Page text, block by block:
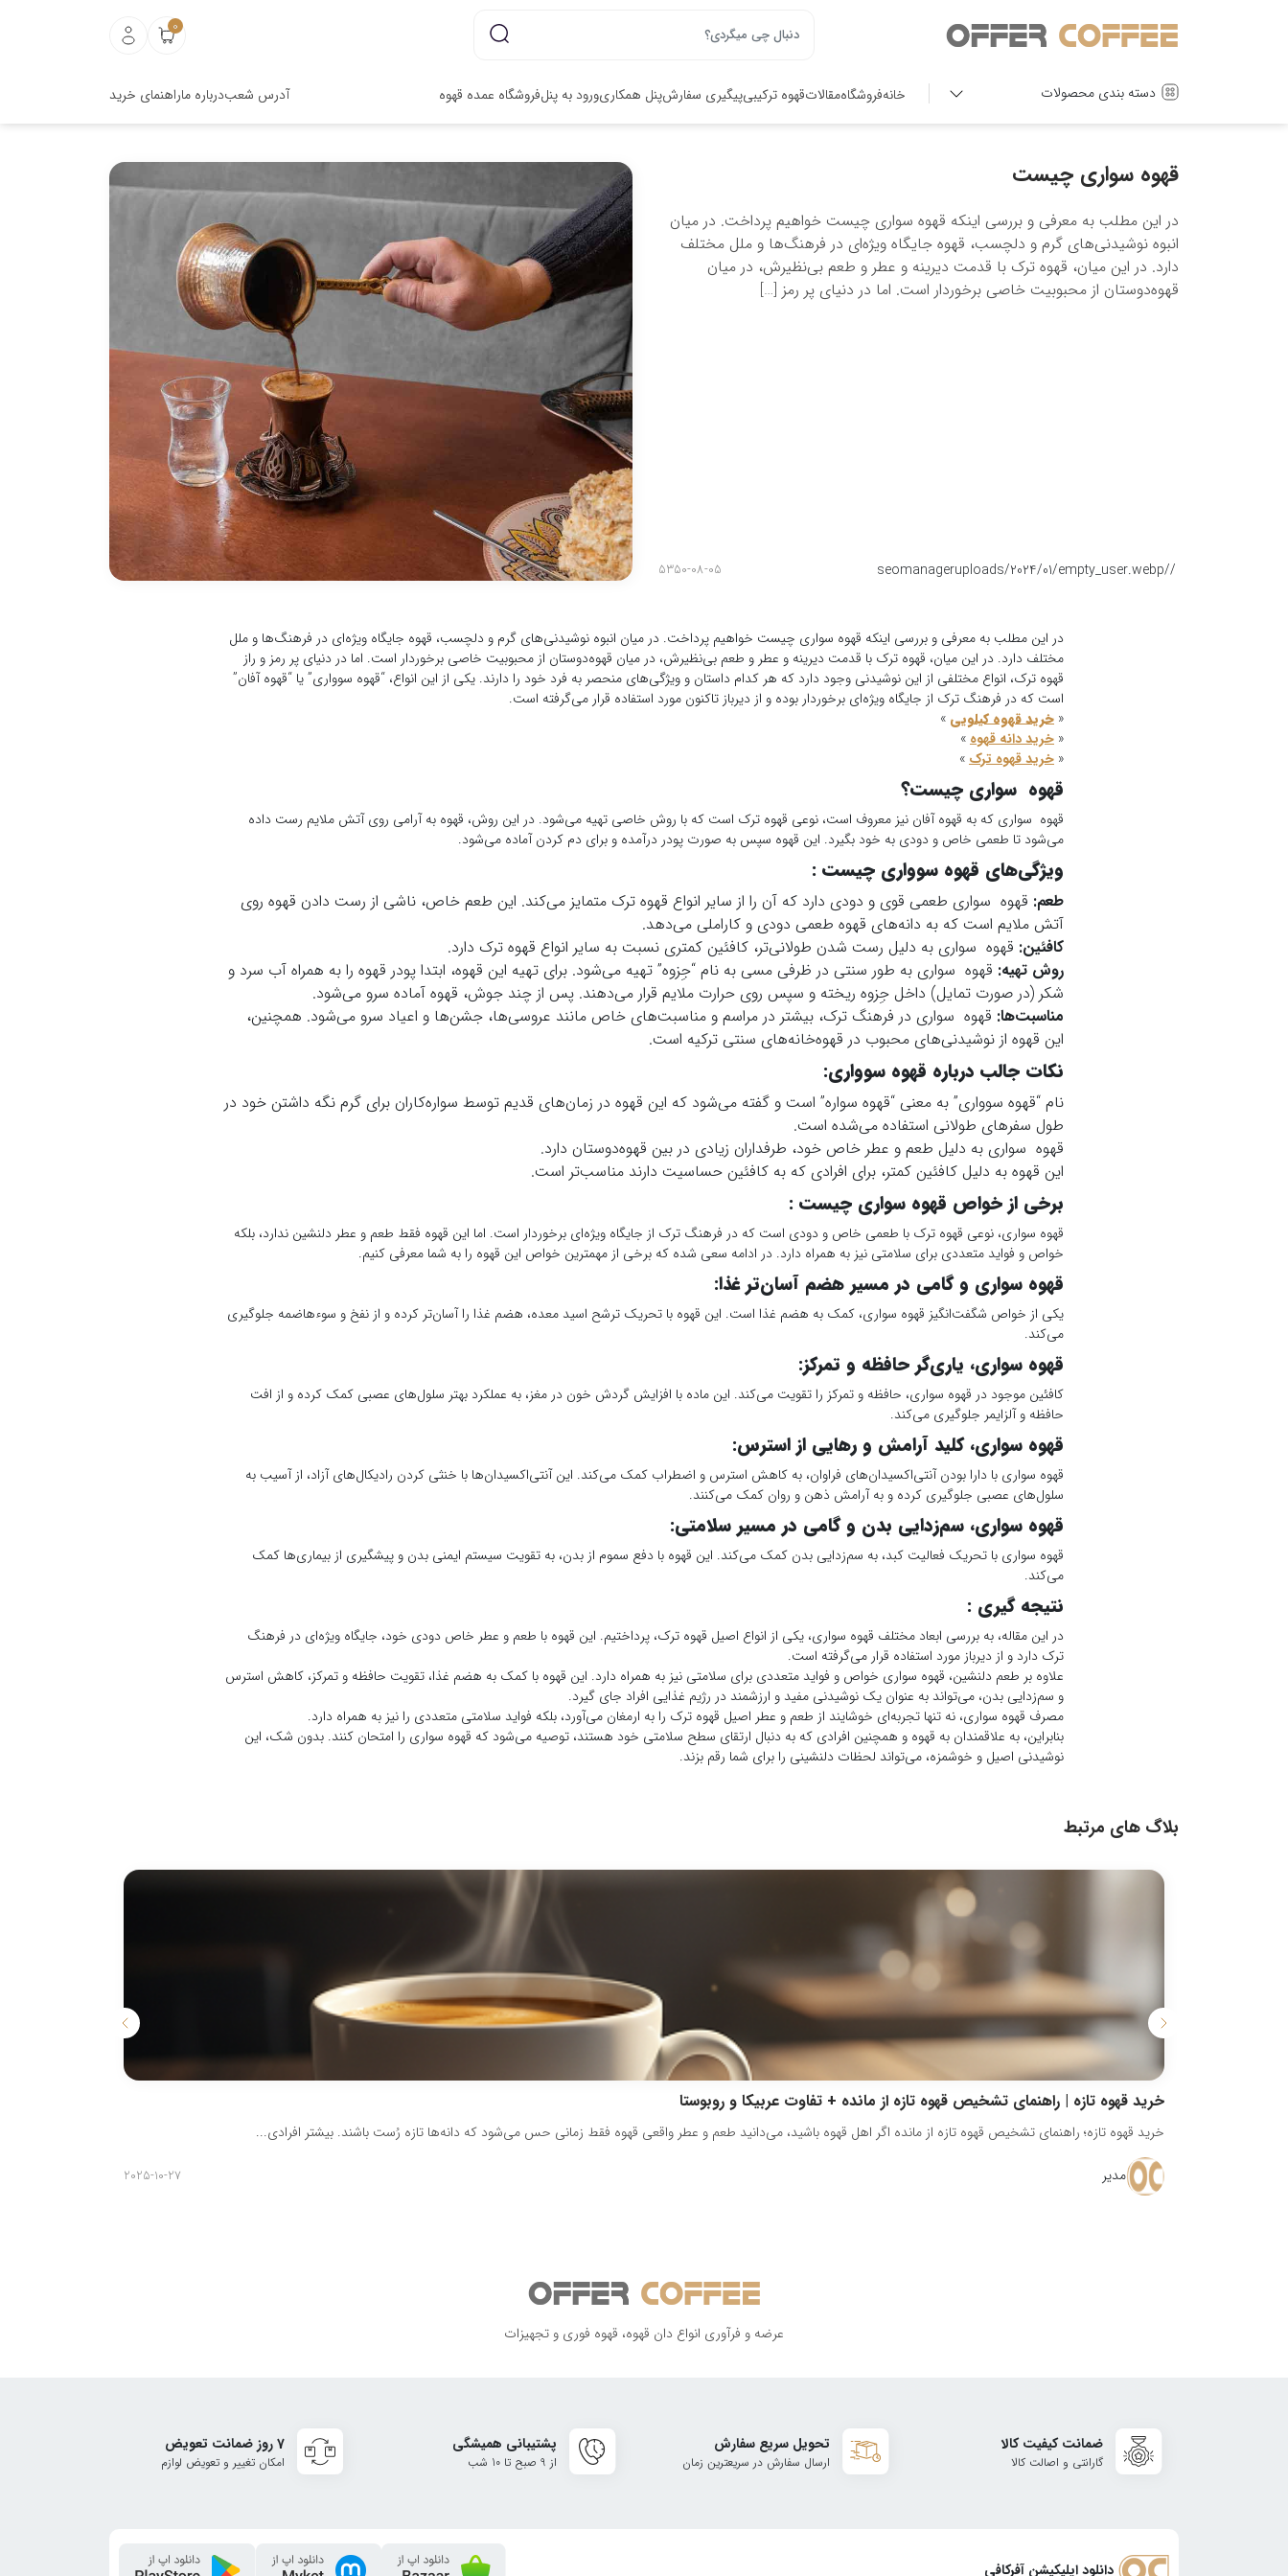
0
دسته بندی محصولات خانهفروشگاهمقالاتقهوه ترکیبیپیگیری سفارشپنل همکاریورود به پنلفروشگاه عمده قهوه آدرس شعبدرباره ماراهنمای خرید
قهوه سواری چیست
در این مطلب به معرفی و بررسی اینکه قهوه سواری چیست خواهیم پرداخت. در میان
انبوه نوشیدنی‌های گرم و دلچسب، قهوه جایگاه ویژه‌ای در فرهنگ‌ها و ملل مختلف
دارد. در این میان، قهوه ترک با قدمت دیرینه و عطر و طعم بی‌نظیرش، در میان
قهوه‌دوستان از محبوبیت خاصی برخوردار است. اما در دنیای پر رمز […]
/
/uploads/2024/01/empty_user.webp
seomanager
5350-08-05
در این مطلب به معرفی و بررسی اینکه قهوه سواری چیست خواهیم پرداخت. در میان انبوه نوشیدنی‌های گرم و دلچسب، قهوه جایگاه ویژه‌ای در فرهنگ‌ها و ملل
مختلف دارد. در این میان، قهوه ترک با قدمت دیرینه و عطر و طعم بی‌نظیرش، در میان قهوه‌دوستان از محبوبیت خاصی برخوردار است. اما در دنیای پر رمز و راز
قهوه ترک، انواع مختلفی از این نوشیدنی وجود دارد که هر کدام داستان و ویژگی‌های منحصر به فرد خود را دارند. یکی از این انواع، “قهوه سوواری” یا “قهوه آفان”
است که در فرهنگ ترک از جایگاه ویژه‌ای برخوردار بوده و از دیرباز تاکنون مورد استفاده قرار می‌گرفته است.
« خرید قهوه کیلویی »
« خرید دانه قهوه»
« خرید قهوه ترک»
قهوه سواری چیست؟
قهوه سواری که به قهوه آفان نیز معروف است، نوعی قهوه ترک است که با روش خاصی تهیه می‌شود. در این روش، قهوه به آرامی روی آتش ملایم رست داده
می‌شود تا طعمی خاص و دودی به خود بگیرد. این قهوه سپس به صورت پودر درآمده و برای دم کردن آماده می‌شود.
ویژگی‌های قهوه سوواری چیست :
طعم: قهوه سواری طعمی قوی و دودی دارد که آن را از سایر انواع قهوه ترک متمایز می‌کند. این طعم خاص، ناشی از رست دادن قهوه روی
آتش ملایم است که به دانه‌های قهوه طعمی دودی و کاراملی می‌دهد.
کافئین: قهوه سواری به دلیل رست شدن طولانی‌تر، کافئین کمتری نسبت به سایر انواع قهوه ترک دارد.
روش تهیه: قهوه سواری به طور سنتی در ظرفی مسی به نام “جِزوه” تهیه می‌شود. برای تهیه این قهوه، ابتدا پودر قهوه را به همراه آب سرد و
شکر (در صورت تمایل) داخل جِزوه ریخته و سپس روی حرارت ملایم قرار می‌دهند. پس از چند جوش، قهوه آماده سرو می‌شود.
مناسبت‌ها: قهوه سواری در فرهنگ ترک، بیشتر در مراسم و مناسبت‌های خاص مانند عروسی‌ها، جشن‌ها و اعیاد سرو می‌شود. همچنین،
این قهوه از نوشیدنی‌های محبوب در قهوه‌خانه‌های سنتی ترکیه است.
نکات جالب درباره قهوه سوواری:
نام “قهوه سوواری” به معنی “قهوه سواره” است و گفته می‌شود که این قهوه در زمان‌های قدیم توسط سواره‌کاران برای گرم نگه داشتن خود در
طول سفرهای طولانی استفاده می‌شده است.
قهوه سواری به دلیل طعم و عطر خاص خود، طرفداران زیادی در بین قهوه‌دوستان دارد.
این قهوه به دلیل کافئین کمتر، برای افرادی که به کافئین حساسیت دارند مناسب‌تر است.
برخی از خواص قهوه سواری چیست :
قهوه سواری، نوعی قهوه ترک با طعمی خاص و دودی است که در فرهنگ ترک از جایگاه ویژه‌ای برخوردار است. اما این قهوه فقط طعم و عطر دلنشین ندارد، بلکه
خواص و فواید متعددی برای سلامتی نیز به همراه دارد. در ادامه سعی شده که برخی از مهمترین خواص این قهوه را به شما معرفی کنیم.
قهوه سواری و گامی در مسیر هضم آسان‌تر غذا:
یکی از خواص شگفت‌انگیز قهوه سواری، کمک به هضم غذا است. این قهوه با تحریک ترشح اسید معده، هضم غذا را آسان‌تر کرده و از نفخ و سوءهاضمه جلوگیری
می‌کند.
قهوه سواری، یاری‌گر حافظه و تمرکز:
کافئین موجود در قهوه سواری، حافظه و تمرکز را تقویت می‌کند. این ماده با افزایش گردش خون در مغز، به عملکرد بهتر سلول‌های عصبی کمک کرده و از افت
حافظه و آلزایمر جلوگیری می‌کند.
قهوه سواری، کلید آرامش و رهایی از استرس:
قهوه سواری با دارا بودن آنتی‌اکسیدان‌های فراوان، به کاهش استرس و اضطراب کمک می‌کند. این آنتی‌اکسیدان‌ها با خنثی کردن رادیکال‌های آزاد، از آسیب به
سلول‌های عصبی جلوگیری کرده و به آرامش ذهن و روان کمک می‌کنند.
قهوه سواری، سم‌زدایی بدن و گامی در مسیر سلامتی:
قهوه سواری با تحریک فعالیت کبد، به سم‌زدایی بدن کمک می‌کند. این قهوه با دفع سموم از بدن، به تقویت سیستم ایمنی بدن و پیشگیری از بیماری‌ها کمک
می‌کند.
نتیجه گیری :
در این مقاله، به بررسی ابعاد مختلف قهوه سواری، یکی از انواع اصیل قهوه ترک، پرداختیم. این قهوه با طعم و عطر خاص دودی خود، جایگاه ویژه‌ای در فرهنگ
ترک دارد و از دیرباز مورد استفاده قرار می‌گرفته است.
علاوه بر طعم دلنشین، قهوه سواری خواص و فواید متعددی برای سلامتی نیز به همراه دارد. این قهوه با کمک به هضم غذا، تقویت حافظه و تمرکز، کاهش استرس
و سم‌زدایی بدن، می‌تواند به عنوان یک نوشیدنی مفید و ارزشمند در رژیم غذایی افراد جای گیرد.
مصرف قهوه سواری، نه تنها تجربه‌ای خوشایند از طعم و عطر اصیل قهوه ترک را به ارمغان می‌آورد، بلکه فواید سلامتی متعددی را نیز به همراه دارد.
بنابراین، به علاقمندان به قهوه و همچنین افرادی که به دنبال ارتقای سطح سلامتی خود هستند، توصیه می‌شود که قهوه سواری را امتحان کنند. بدون شک، این
نوشیدنی اصیل و خوشمزه، می‌تواند لحظات دلنشینی را برای شما رقم بزند.
بلاگ های مرتبط
خرید قهوه تازه | راهنمای تشخیص قهوه تازه از مانده + تفاوت عربیکا و روبوستا
خرید قهوه تازه؛ راهنمای تشخیص قهوه تازه از مانده اگر اهل قهوه باشید، می‌دانید طعم و عطر واقعی قهوه فقط زمانی حس می‌شود که دانه‌ها تازه رُست باشند. بیشتر افرادی...
مدیر 2025-10-27
عرضه و فرآوری انواع دان قهوه، قهوه فوری و تجهیزات
ضمانت کیفیت کالا
گارانتی و اصالت کالا
تحویل سریع سفارش
ارسال سفارش در سریعترین زمان
پشتیبانی همیشگی
از 9 صبح تا 10 شب
7 روز ضمانت تعویض
امکان تغییر و تعویض لوازم
دانلود اپلیکیشن آفرکافی